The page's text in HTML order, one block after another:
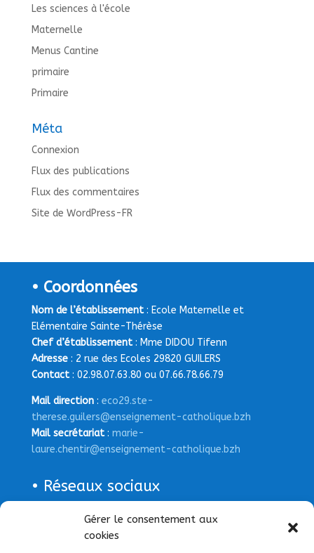
Gérer le consentement aux
cookies
Les sciences à l'école
Maternelle
Menus Cantine
primaire
Primaire
Méta
Connexion
Flux des publications
Flux des commentaires
Site de WordPress-FR
• Coordonnées
Nom de l’établissement: Ecole Maternelle et
Elémentaire Sainte-Thérèse
Chef d’établissement: Mme DIDOU Tifenn
Adresse: 2 rue des Ecoles 29820 GUILERS
Contact: 02.98.07.63.80 ou 07.66.78.66.79
Mail direction: eco29.ste-
therese.guilers@enseignement-catholique.bzh
Mail secrétariat: marie-
laure.chentir@enseignement-catholique.bzh
• Réseaux sociaux
Page Facebook